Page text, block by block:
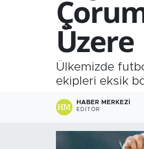
Üzere
Ülkemizde
ekipleri eksik
HABER MERKEZI
EDITÖR
İş ve Ekonomi
Moda-Magazin-Eğlence
Sağlık Turizmi
Şampiyonlar Ligi Puan
Tüm Manşetler
Son Dakika Haberleri
Haber Arşivi